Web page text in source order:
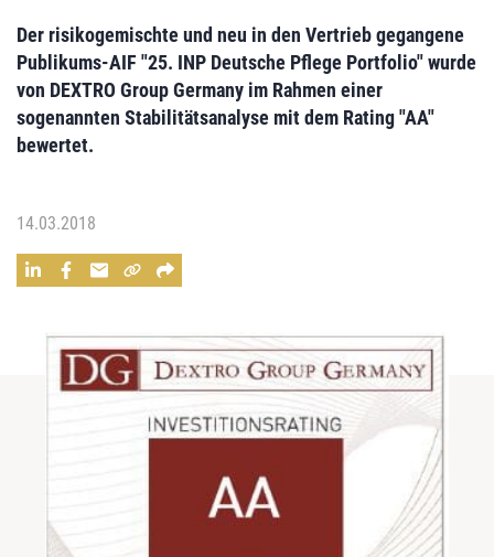
Der risikogemischte und neu in den Vertrieb gegangene
Publikums-AIF"25. INP Deutsche Pflege Portfolio"wurde
von DEXTRO Group Germany im Rahmen einer
sogenannten Stabilitätsanalyse mit dem Rating "AA"
bewertet.
14.03.2018